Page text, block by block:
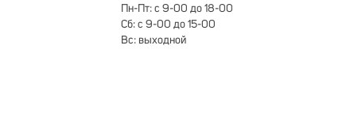
Пн-Пт: с 9-00 до 18-00
Сб: с 9-00 до 15-00
Вс: выходной